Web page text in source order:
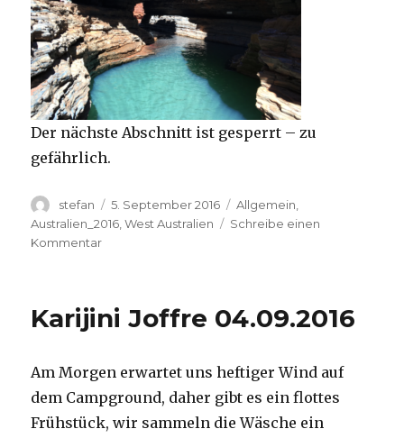
Der nächste Abschnitt ist gesperrt – zu
gefährlich.
Autor
stefan
Veröffentlicht
am
5. September 2016 Kategorien
Allgemein
Australien_2016 ,West Australien
Schreibe einen
Kommentarzu
05.09.2016
Karijini Joffre 04.09.2016
Am Morgen erwartet uns heftiger Wind auf
dem Campground, daher gibt es ein flottes
Frühstück, wir sammeln die Wäsche ein